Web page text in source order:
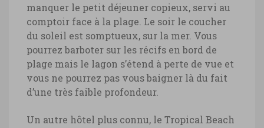
manquer le petit déjeuner copieux, servi au
comptoir face à la plage. Le soir le coucher
du soleil est somptueux, sur la mer. Vous
pourrez barboter sur les récifs en bord de
plage mais le lagon s’étend à perte de vue et
vous ne pourrez pas vous baigner là du fait
d’une très faible profondeur.
Un autre hôtel plus connu, le Tropical Beach